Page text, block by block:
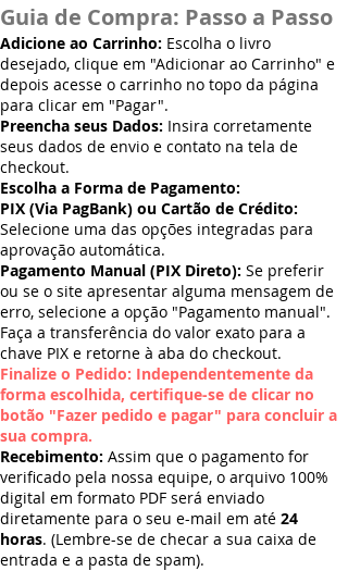
Guia de Compra: Passo a Passo
Adicione ao Carrinho: Escolha o livro
desejado, clique em "Adicionar ao Carrinho" e
depois acesse o carrinho no topo da página
para clicar em "Pagar".
Preencha seus Dados: Insira corretamente
seus dados de envio e contato na tela de
checkout.
Escolha a Forma de Pagamento:
PIX (Via PagBank) ou Cartão de Crédito:
Selecione uma das opções integradas para
aprovação automática.
Pagamento Manual (PIX Direto): Se preferir
ou se o site apresentar alguma mensagem de
erro, selecione a opção "Pagamento manual".
Faça a transferência do valor exato para a
chave PIX e retorne à aba do checkout.
Finalize o Pedido: Independentemente da
forma escolhida, certifique-se de clicar no
botão "Fazer pedido e pagar" para concluir a
sua compra.
Recebimento: Assim que o pagamento for
verificado pela nossa equipe, o arquivo 100%
digital em formato PDF será enviado
diretamente para o seu e-mail em até 24
horas. (Lembre-se de checar a sua caixa de
entrada e a pasta de spam).